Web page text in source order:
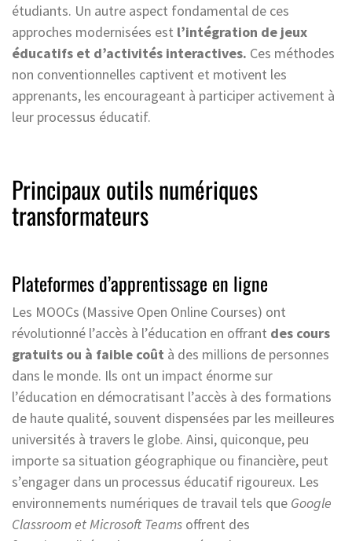
étudiants. Un autre aspect fondamental de ces
approches modernisées est l’intégration de jeux
éducatifs et d’activités interactives. Ces méthodes
non conventionnelles captivent et motivent les
apprenants, les encourageant à participer activement à
leur processus éducatif.
Principaux outils numériques
transformateurs
Plateformes d’apprentissage en ligne
Les MOOCs (Massive Open Online Courses) ont
révolutionné l’accès à l’éducation en offrant des cours
gratuits ou à faible coût à des millions de personnes
dans le monde. Ils ont un impact énorme sur
l’éducation en démocratisant l’accès à des formations
de haute qualité, souvent dispensées par les meilleures
universités à travers le globe. Ainsi, quiconque, peu
importe sa situation géographique ou financière, peut
s’engager dans un processus éducatif rigoureux. Les
environnements numériques de travail tels que Google
Classroom et Microsoft Teams offrent des